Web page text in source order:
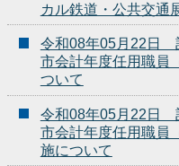
カル鉄道・公共交
令和08年05月22日
市会計年度任用職員
ついて
令和08年05月22日
市会計年度任用職員
施について